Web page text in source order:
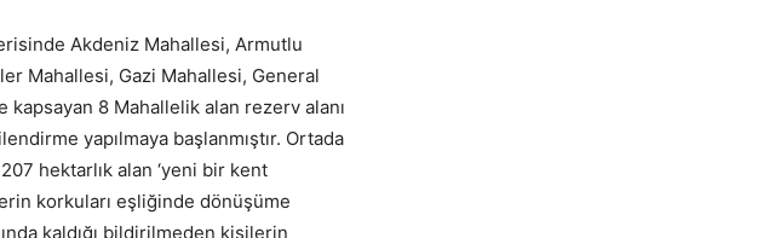
Akdeniz Mahallesi, Armutlu
Mahallesi, Gazi Mahallesi, General
8 Mahallelik alan rezerv alanı
yapılmaya başlanmıştır. Ortada
hektarlık alan ‘yeni bir kent
korkuları eşliğinde dönüşüme
kaldığı bildirilmeden kişilerin